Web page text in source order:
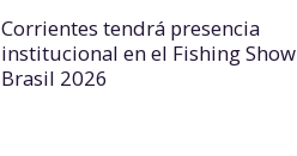
Corrientes tendrá presencia
institucional en el Fishing Show
Brasil 2026